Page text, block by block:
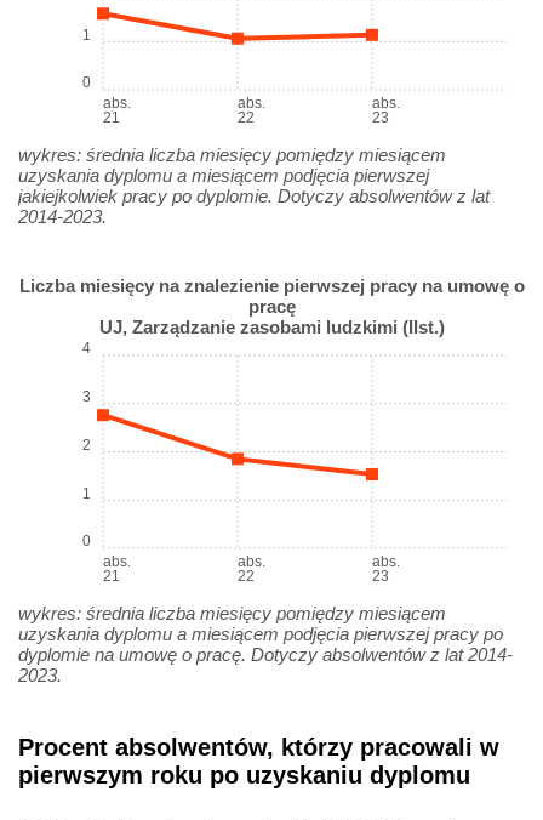
abs.
21
abs.
22
abs.
23
0
1
wykres: średnia liczba miesięcy pomiędzy miesiącem
uzyskania dyplomu a miesiącem podjęcia pierwszej
jakiejkolwiek pracy po dyplomie. Dotyczy absolwentów z lat
2014-2023.
Liczba miesięcy na znalezienie pierwszej pracy na umowę o
pracę
UJ, Zarządzanie zasobami ludzkimi (IIst.)
abs.
21
abs.
22
abs.
23
0
1
2
3
4
wykres: średnia liczba miesięcy pomiędzy miesiącem
uzyskania dyplomu a miesiącem podjęcia pierwszej pracy po
dyplomie na umowę o pracę. Dotyczy absolwentów z lat 2014-
2023.
Procent absolwentów, którzy pracowali w
pierwszym roku po uzyskaniu dyplomu